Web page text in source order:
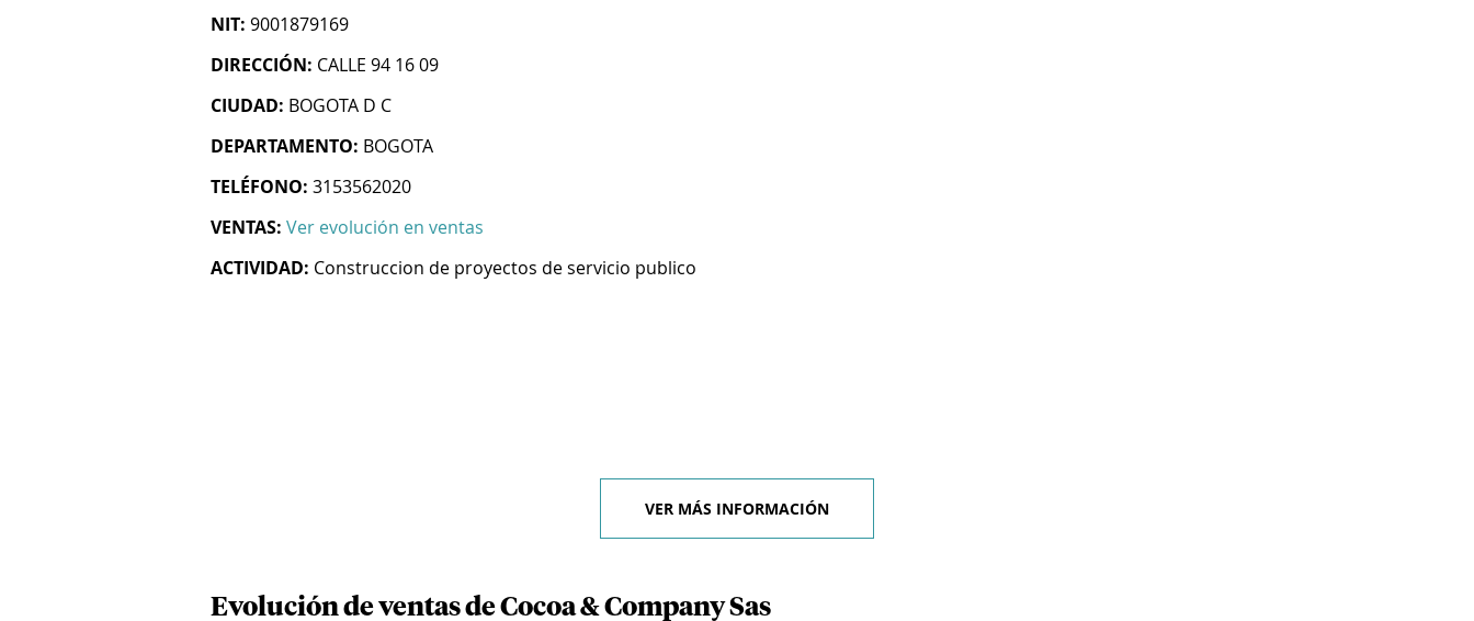
NIT: 9001879169
DIRECCIÓN: CALLE 94 16 09
CIUDAD: BOGOTA D C
DEPARTAMENTO: BOGOTA
TELÉFONO: 3153562020
VENTAS: Ver evolución en ventas
ACTIVIDAD: Construccion de proyectos de servicio publico
VER MÁS INFORMACIÓN
Evolución de ventas de Cocoa & Company Sas